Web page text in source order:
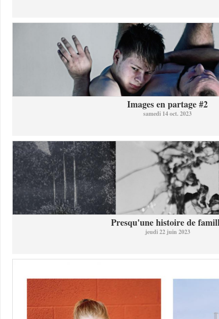
Images en partage #2
samedi 14 oct. 2023
Presqu'une histoire de
jeudi 22 juin 2023